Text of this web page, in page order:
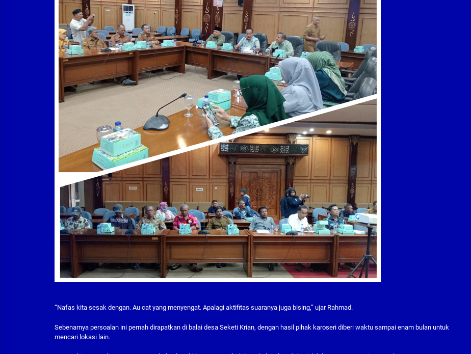
“Nafas kita sesak dengan. Au cat yang menyengat. Apalagi aktifitas suaranya juga bising,” ujar Rahmad.
Sebenarnya persoalan ini pernah dirapatkan di balai desa Seketi Krian, dengan hasil pihak karoseri diberi waktu sampai enam bulan untuk
mencari lokasi lain.